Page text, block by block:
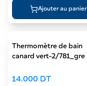
Ajouter au panier
Thermomètre de bain
canard vert-2/781_gre
14.000 DT